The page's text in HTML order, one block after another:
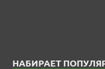
НАБИРАЕТ